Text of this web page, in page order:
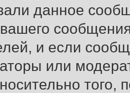
данное
и если
или